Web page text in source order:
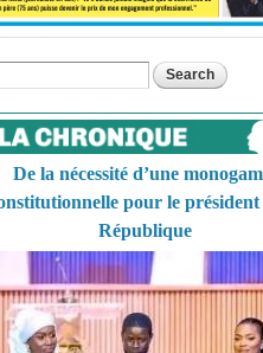
form
De la nécessité d’une
pour le président
République